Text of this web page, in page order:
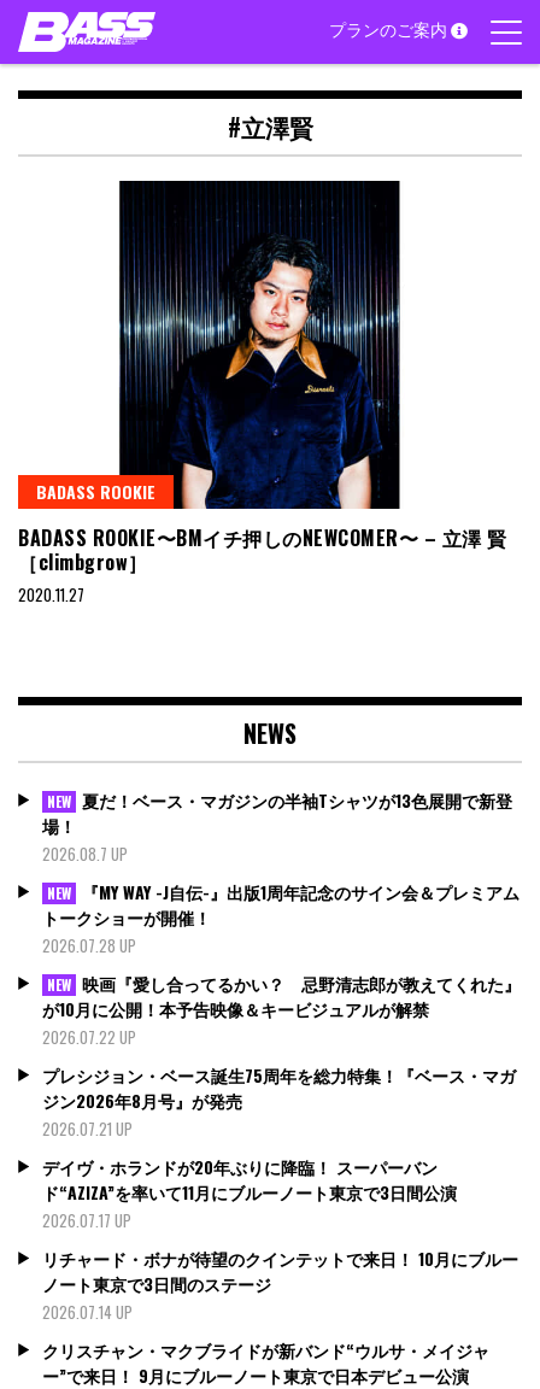
Skip
content
プランのご案内
#立澤賢
BADASS ROOKIE
BADASS ROOKIE〜BMイチ押しのNEWCOMER〜 – 立澤 賢
［climbgrow］
2020.11.27
NEWS
NEW 夏だ！ベース・マガジンの半袖Tシャツが13色展開で新登
場！
2026.08.7 UP
NEW
『MY WAY -J自伝-』出版1周年記念のサイン会＆プレミアム
トークショーが開催！
2026.07.28 UP
NEW 映画『愛し合ってるかい？ 忌野清志郎が教えてくれた』
が10月に公開！本予告映像＆キービジュアルが解禁
2026.07.22 UP
プレシジョン・ベース誕生75周年を総力特集！『ベース・マガ
ジン2026年8月号』が発売
2026.07.21 UP
デイヴ・ホランドが20年ぶりに降臨！ スーパーバン
ド“AZIZA”を率いて11月にブルーノート東京で3日間公演
2026.07.17 UP
リチャード・ボナが待望のクインテットで来日！ 10月にブルー
ノート東京で3日間のステージ
2026.07.14 UP
クリスチャン・マクブライドが新バンド“ウルサ・メイジャ
ー”で来日！ 9月にブルーノート東京で日本デビュー公演